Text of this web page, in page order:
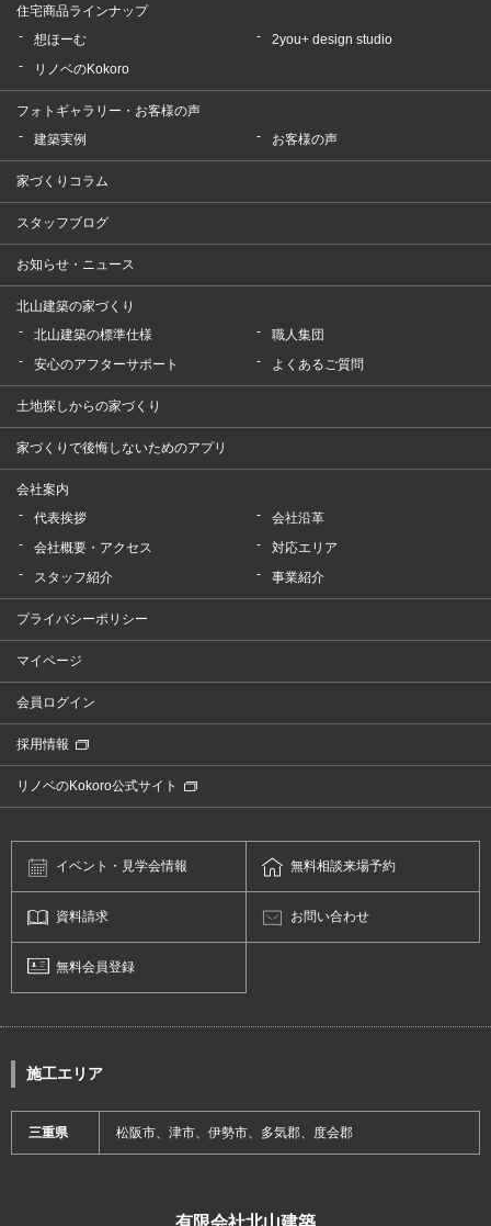
住宅商品ラインナップ
想ほーむ
2you+ design studio
リノベのKokoro
フォトギャラリー・お客様の声
建築実例
お客様の声
家づくりコラム
スタッフブログ
お知らせ・ニュース
北山建築の家づくり
北山建築の標準仕様
職人集団
安心のアフターサポート
よくあるご質問
土地探しからの家づくり
家づくりで後悔しないためのアプリ
会社案内
代表挨拶
会社沿革
会社概要・アクセス
対応エリア
スタッフ紹介
事業紹介
プライバシーポリシー
マイページ
会員ログイン
採用情報
リノベのKokoro公式サイト
イベント・ 見学会情報 無料相談来場予約
資料請求 お問い合わせ
無料会員登録
施工エリア
三重県 松阪市、津市、伊勢市、多気郡、度会郡